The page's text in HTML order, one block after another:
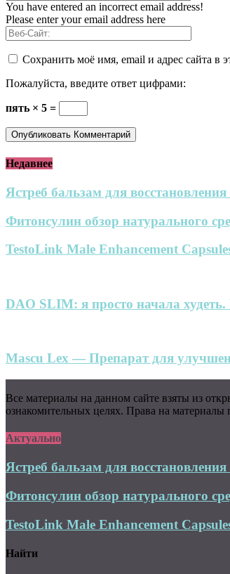
You have entered an incorrect email address!
Please enter your email address here
Сохранить моё имя, email и адрес сайта в
Пожалуйста, введите ответ цифрами:
пять × 5 =
Недавнее
Ястреб бальзам для восстановления
Фитонсулин обзор натурального
TestoLink Male Enhancement
DAO SLIM: я просто начала худеть.
Mascu Lex — Препарат для
Все материалы на данном сайте взяты из
ознакомительных целях. Права на материалы
Актуально
Ястреб бальзам для восстановления
Фитонсулин обзор натурального
TestoLink Male Enhancement
Найти